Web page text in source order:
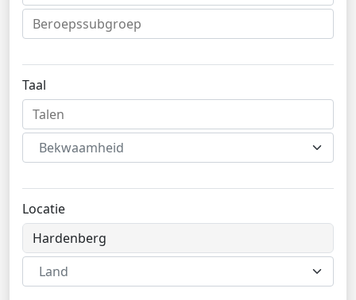
Taal
Bekwaamheid
Locatie
Land